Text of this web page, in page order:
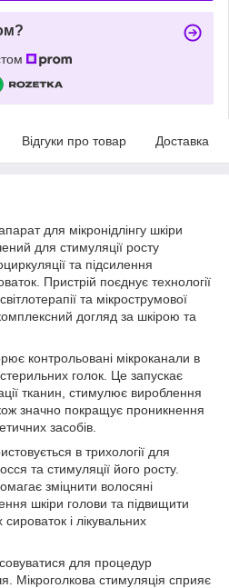
Відгуки про товар Доставка
для мікронідлінгу шкіри
для стимуляції росту
та підсилення
Пристрій поєднує технології
та мікрострумової
догляд за шкірою та
контрольовані мікроканали в
голок. Це запускає
тканин, стимулює вироблення
значно покращує проникнення
засобів.
в трихології для
та стимуляції його росту.
зміцнити волосяні
шкіри голови та підвищити
і лікувальних
для процедур
Мікроголкова стимуляція сприяє